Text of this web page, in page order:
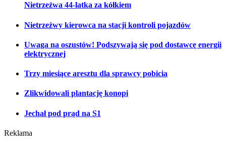
Nietrzeźwa 44-latka za kółkiem
Nietrzeźwy kierowca na stacji kontroli pojazdów
Uwaga na oszustów! Podszywają się pod dostawcę energii
elektrycznej
Trzy miesiące aresztu dla sprawcy pobicia
Zlikwidowali plantację konopi
Jechał pod prąd na S1
Reklama